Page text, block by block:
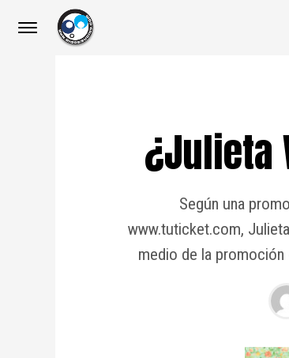
¿Julieta
Según una
www.tuticket.com,
medio de la